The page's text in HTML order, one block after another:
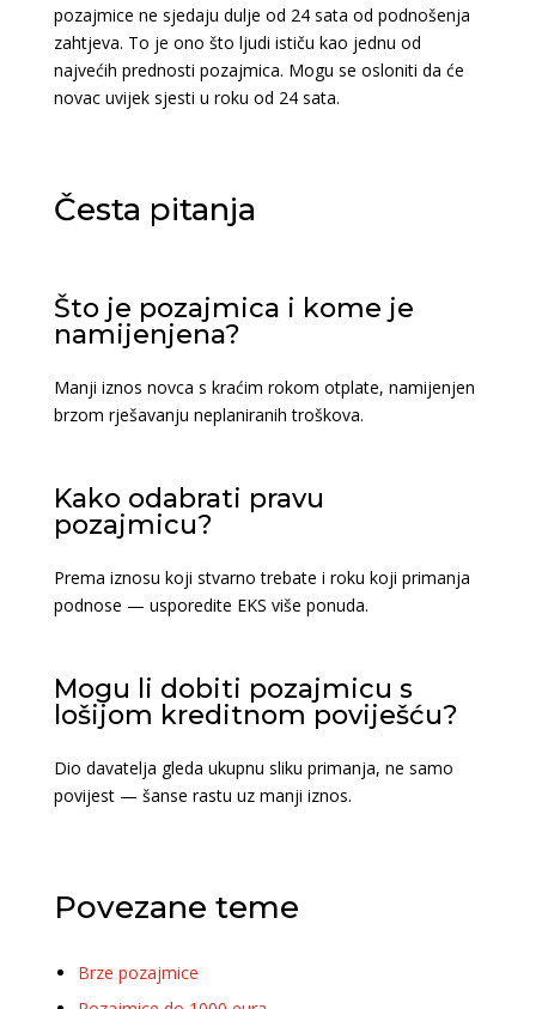
pozajmice ne sjedaju dulje od 24 sata od podnošenja
zahtjeva. To je ono što ljudi ističu kao jednu od
najvećih prednosti pozajmica. Mogu se osloniti da će
novac uvijek sjesti u roku od 24 sata.
Česta pitanja
Što je pozajmica i kome je
namijenjena?
Manji iznos novca s kraćim rokom otplate, namijenjen
brzom rješavanju neplaniranih troškova.
Kako odabrati pravu
pozajmicu?
Prema iznosu koji stvarno trebate i roku koji primanja
podnose — usporedite EKS više ponuda.
Mogu li dobiti pozajmicu s
lošijom kreditnom poviješću?
Dio davatelja gleda ukupnu sliku primanja, ne samo
povijest — šanse rastu uz manji iznos.
Povezane teme
Brze pozajmice